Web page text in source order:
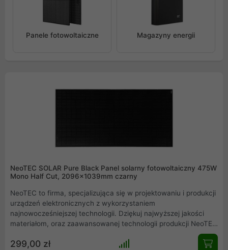
Panele fotowoltaiczne Magazyny energii
NeoTEC SOLAR Pure Black Panel solarny fotowoltaiczny 475W
Mono Half Cut, 2096x1039mm czarny
NeoTEC to firma, specjalizująca się w projektowaniu i produkcji
urządzeń elektronicznych z wykorzystaniem
najnowocześniejszej technologii. Dziękuj najwyższej jakości
materiałom, oraz zaawansowanej technologii produkcji NeoTEC
dołączył do grona czołowych producentów paneli słonecznych
na świecie. Model ten oferuje moc 475W/p. Seria Pure Black
299,00 zł